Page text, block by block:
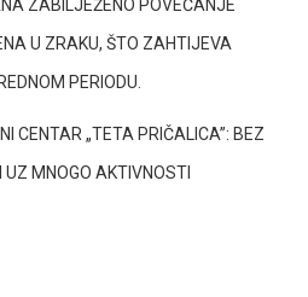
ZABILJEŽENO POVEĆANJE
U ZRAKU, ŠTO ZAHTIJEVA
PERIODU.
CENTAR „TETA PRIČALICA”: BEZ
MNOGO AKTIVNOSTI